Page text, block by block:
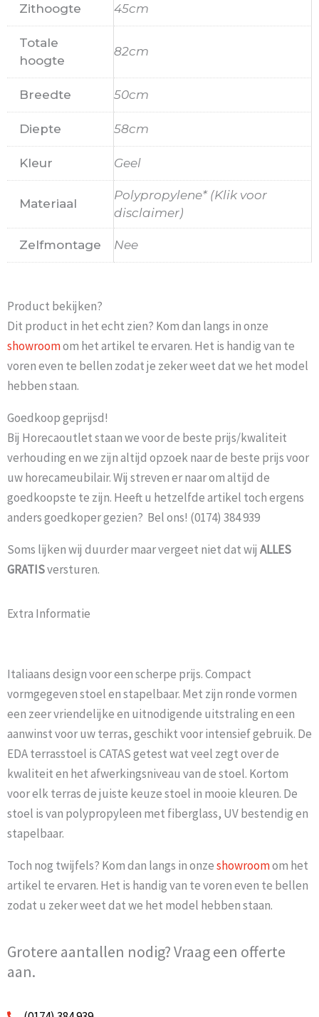
Zithoogte 45cm
Totale
hoogte
82cm
Breedte 50cm
Diepte 58cm
Kleur Geel
Materiaal
Polypropylene* (Klik voor
disclaimer)
Zelfmontage Nee
Product bekijken?
Dit product in het echt zien? Kom dan langs in onze
showroomom het artikel te ervaren. Het is handig van te
voren even te bellen zodat je zeker weet dat we het model
hebben staan.
Goedkoop geprijsd!
Bij Horecaoutlet staan we voor de beste prijs/kwaliteit
verhouding en we zijn altijd opzoek naar de beste prijs voor
uw horecameubilair. Wij streven er naar om altijd de
goedkoopste te zijn. Heeft u hetzelfde artikel toch ergens
anders goedkoper gezien? Bel ons! (0174) 384 939
Soms lijken wij duurder maar vergeet niet dat wij ALLES
GRATISversturen.
Extra Informatie
Italiaans design voor een scherpe prijs. Compact
vormgegeven stoel en stapelbaar. Met zijn ronde vormen
een zeer vriendelijke en uitnodigende uitstraling en een
aanwinst voor uw terras, geschikt voor intensief gebruik. De
EDA terrasstoel is CATAS getest wat veel zegt over de
kwaliteit en het afwerkingsniveau van de stoel. Kortom
voor elk terras de juiste keuze stoel in mooie kleuren. De
stoel is van polypropyleen met fiberglass, UV bestendig en
stapelbaar.
Toch nog twijfels? Kom dan langs in onzeshowroomom het
artikel te ervaren. Het is handig van te voren even te bellen
zodat u zeker weet dat we het model hebben staan.
Grotere aantallen nodig? Vraag een offerte
aan.